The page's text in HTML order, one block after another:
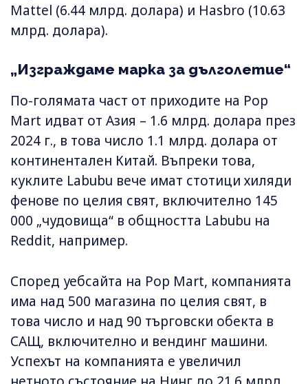
Mattel (6.44 млрд. долара) и Hasbro (10.63
млрд. долара).
„Изграждаме марка за дълголетие“
По-голямата част от приходите на Pop
Mart идват от Азия – 1.6 млрд. долара през
2024 г., в това число 1.1 млрд. долара от
континентален Китай. Въпреки това,
куклите Labubu вече имат стотици хиляди
фенове по целия свят, включително 145
000 „чудовища“ в общността Labubu на
Reddit, например.
Според уебсайта на Pop Mart, компанията
има над 500 магазина по целия свят, в
това число и над 90 търговски обекта в
САЩ, включително и вендинг машини.
Успехът на компанията е увеличил